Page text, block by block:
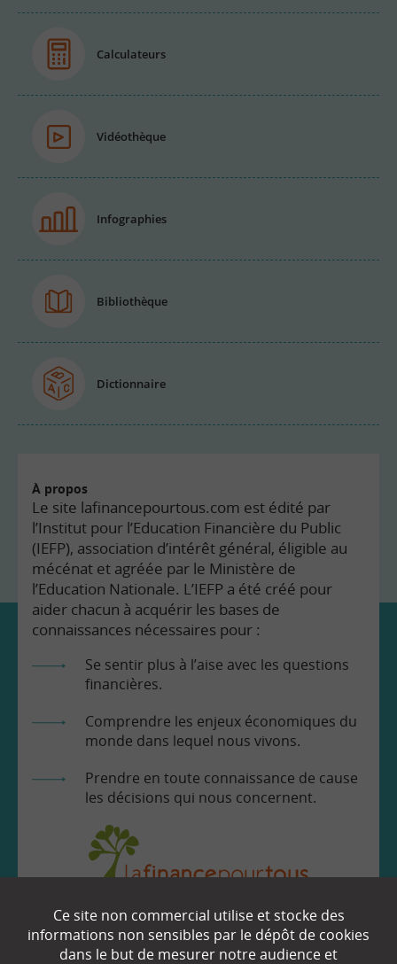
Calculateurs
Vidéothèque
Infographies
Bibliothèque
Dictionnaire
À propos
Le site lafinancepourtous.com est édité par
l’Institut pour l’Education Financière du Public
(IEFP), association d’intérêt général, éligible au
mécénat et agréée par le Ministère de
l’Education Nationale. L’IEFP a été créé pour
aider chacun à acquérir les bases de
connaissances nécessaires pour :
Se sentir plus à l’aise avec les questions
financières.
Comprendre les enjeux économiques du
monde dans lequel nous vivons.
Prendre en toute connaissance de cause
les décisions qui nous concernent.
EN SAVOIR
Ce site non commercial utilise et stocke des
informations non sensibles par le dépôt de cookies
dans le but de mesurer notre audience et